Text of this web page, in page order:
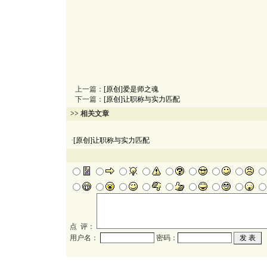
上一篇： [原创]爱是师之魂
下一篇： [原创]让职称与实力匹配
>> 相关文章
·[原创]让职称与实力匹配
点 评：
用户名：
密码：